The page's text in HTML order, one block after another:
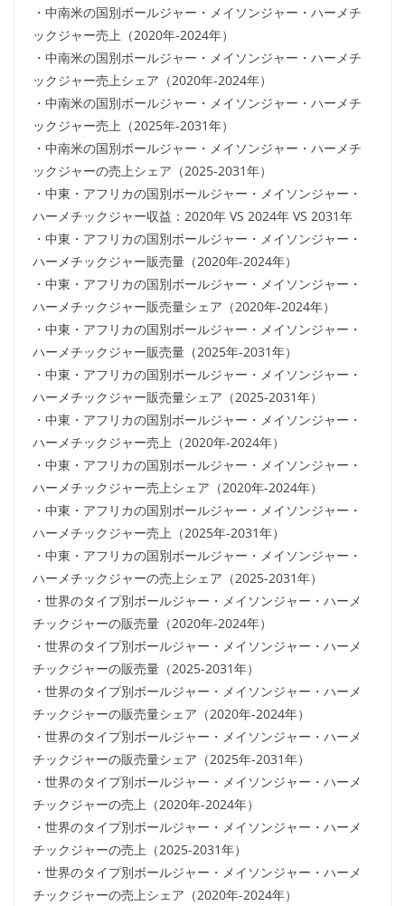
・中南米の国別ボールジャー・メイソンジャー・ハーメチ
ックジャー売上（2020年-2024年）
・中南米の国別ボールジャー・メイソンジャー・ハーメチ
ックジャー売上シェア（2020年-2024年）
・中南米の国別ボールジャー・メイソンジャー・ハーメチ
ックジャー売上（2025年-2031年）
・中南米の国別ボールジャー・メイソンジャー・ハーメチ
ックジャーの売上シェア（2025-2031年）
・中東・アフリカの国別ボールジャー・メイソンジャー・
ハーメチックジャー収益：2020年 VS 2024年 VS 2031年
・中東・アフリカの国別ボールジャー・メイソンジャー・
ハーメチックジャー販売量（2020年-2024年）
・中東・アフリカの国別ボールジャー・メイソンジャー・
ハーメチックジャー販売量シェア（2020年-2024年）
・中東・アフリカの国別ボールジャー・メイソンジャー・
ハーメチックジャー販売量（2025年-2031年）
・中東・アフリカの国別ボールジャー・メイソンジャー・
ハーメチックジャー販売量シェア（2025-2031年）
・中東・アフリカの国別ボールジャー・メイソンジャー・
ハーメチックジャー売上（2020年-2024年）
・中東・アフリカの国別ボールジャー・メイソンジャー・
ハーメチックジャー売上シェア（2020年-2024年）
・中東・アフリカの国別ボールジャー・メイソンジャー・
ハーメチックジャー売上（2025年-2031年）
・中東・アフリカの国別ボールジャー・メイソンジャー・
ハーメチックジャーの売上シェア（2025-2031年）
・世界のタイプ別ボールジャー・メイソンジャー・ハーメ
チックジャーの販売量（2020年-2024年）
・世界のタイプ別ボールジャー・メイソンジャー・ハーメ
チックジャーの販売量（2025-2031年）
・世界のタイプ別ボールジャー・メイソンジャー・ハーメ
チックジャーの販売量シェア（2020年-2024年）
・世界のタイプ別ボールジャー・メイソンジャー・ハーメ
チックジャーの販売量シェア（2025年-2031年）
・世界のタイプ別ボールジャー・メイソンジャー・ハーメ
チックジャーの売上（2020年-2024年）
・世界のタイプ別ボールジャー・メイソンジャー・ハーメ
チックジャーの売上（2025-2031年）
・世界のタイプ別ボールジャー・メイソンジャー・ハーメ
チックジャーの売上シェア（2020年-2024年）